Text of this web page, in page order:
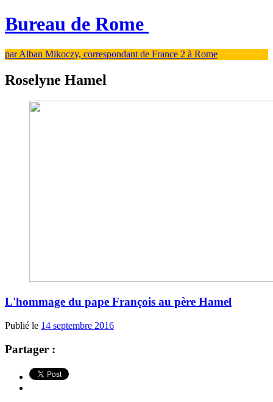
Bureau de Rome
par Alban Mikoczy, correspondant de France 2 à Rome
Roselyne Hamel
L'hommage du pape François au père Hamel
Publié le 14 septembre 2016
Partager :